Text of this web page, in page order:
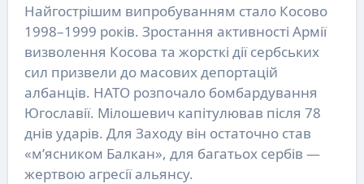
Найгострішим випробуванням стало Косово
1998–1999 років. Зростання активності Армії
визволення Косова та жорсткі дії сербських
сил призвели до масових депортацій
албанців. НАТО розпочало бомбардування
Югославії. Мілошевич капітулював після 78
днів ударів. Для Заходу він остаточно став
«м’ясником Балкан», для багатьох сербів —
жертвою агресії альянсу.